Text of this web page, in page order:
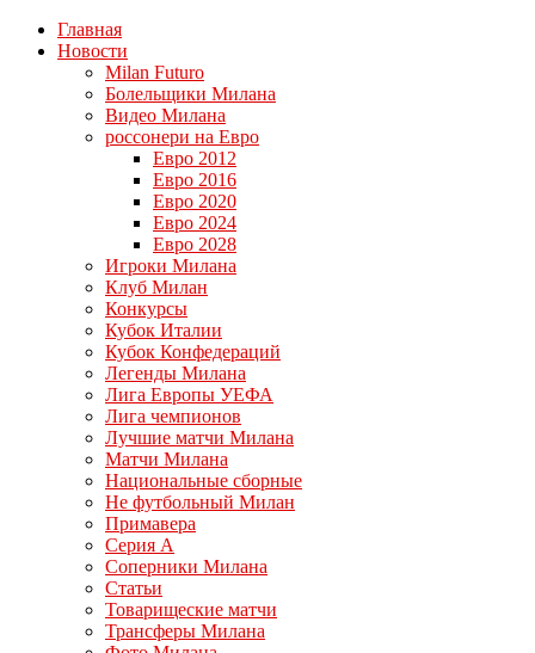
Главная
Новости
Milan Futuro
Болельщики Милана
Видео Милана
россонери на Евро
Евро 2012
Евро 2016
Евро 2020
Евро 2024
Евро 2028
Игроки Милана
Клуб Милан
Конкурсы
Кубок Италии
Кубок Конфедераций
Легенды Милана
Лига Европы УЕФА
Лига чемпионов
Лучшие матчи Милана
Матчи Милана
Национальные сборные
Не футбольный Милан
Примавера
Серия А
Соперники Милана
Статьи
Товарищеские матчи
Трансферы Милана